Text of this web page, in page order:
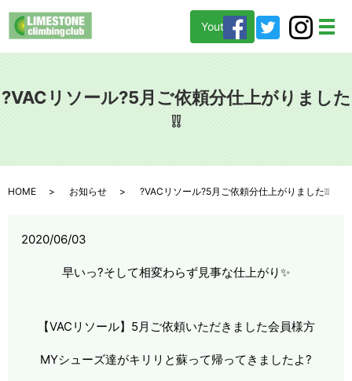
メ
Youtube
?VACリソール?5月ご依頼分仕上がりました
❕❕
HOME お知らせ ?VACリソール?5月ご依頼分仕上がりました❕❕
2020/06/03
早いっ?そして相変わらず見事な仕上がり✨
【VACリソール】5月ご依頼いただきました会員様方
MYシューズ達がキリリと蘇って帰ってきましたよ?